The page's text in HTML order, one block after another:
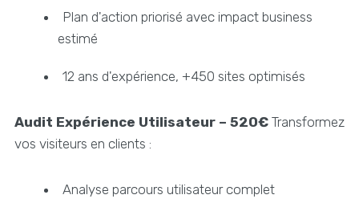
Plan d'action priorisé avec impact business
estimé
12 ans d'expérience, +450 sites optimisés
Audit Expérience Utilisateur – 520€Transformez
vos visiteurs en clients :
Analyse parcours utilisateur complet